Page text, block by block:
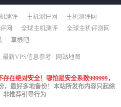
测评 主机测评网
主机测评网
网 全球主机测评
全球主机评测网
草根吧
最新VPS信息参考 网站地图
在绝对安全！哪怕是安全系数999999，
，最好多地备份！本站所发布内容只起综
非推荐引导行为